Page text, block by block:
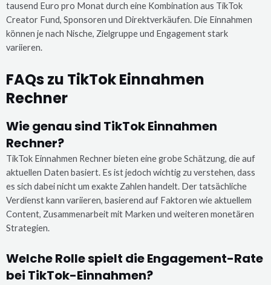
tausend Euro pro Monat durch eine Kombination aus TikTok
Creator Fund, Sponsoren und Direktverkäufen. Die Einnahmen
können je nach Nische, Zielgruppe und Engagement stark
variieren.
FAQs zu TikTok Einnahmen
Rechner
Wie genau sind TikTok Einnahmen
Rechner?
TikTok Einnahmen Rechner bieten eine grobe Schätzung, die auf
aktuellen Daten basiert. Es ist jedoch wichtig zu verstehen, dass
es sich dabei nicht um exakte Zahlen handelt. Der tatsächliche
Verdienst kann variieren, basierend auf Faktoren wie aktuellem
Content, Zusammenarbeit mit Marken und weiteren monetären
Strategien.
Welche Rolle spielt die Engagement-Rate
bei TikTok-Einnahmen?